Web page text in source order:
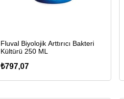
Fluval Biyolojik Arttırıcı Bakteri
Kültürü 250 ML
₺797,07